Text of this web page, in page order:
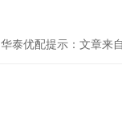
华泰优配提示：文章来